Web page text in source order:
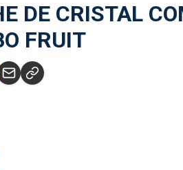
DE CRISTAL
FRUIT